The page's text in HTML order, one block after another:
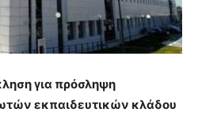
για πρόσληψη
εκπαιδευτικών κλάδου